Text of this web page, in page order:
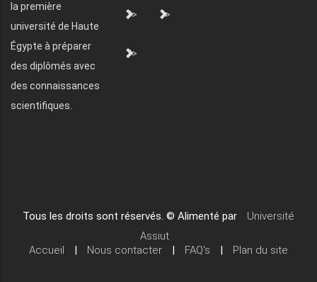
la première
université de Haute
Égypte à préparer
des diplômés avec
des connaissances
scientifiques.
"> ">
">
Tous les droits sont réservés. © Alimenté par
Université
Assiut
Accueil
| Nous contacter | FAQ's | Plan du site